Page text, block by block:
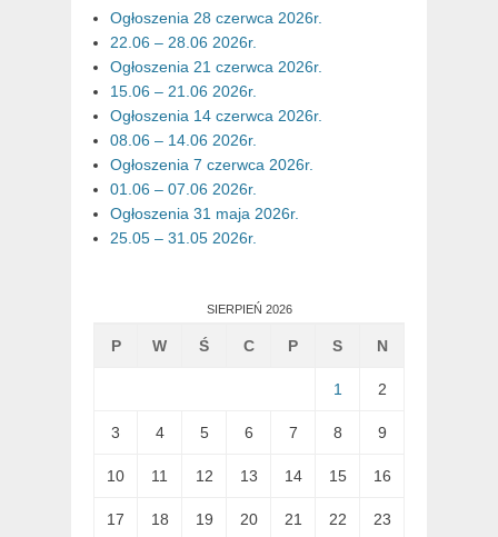
Ogłoszenia 28 czerwca 2026r.
22.06 – 28.06 2026r.
Ogłoszenia 21 czerwca 2026r.
15.06 – 21.06 2026r.
Ogłoszenia 14 czerwca 2026r.
08.06 – 14.06 2026r.
Ogłoszenia 7 czerwca 2026r.
01.06 – 07.06 2026r.
Ogłoszenia 31 maja 2026r.
25.05 – 31.05 2026r.
SIERPIEŃ 2026
P W Ś C P S N
1 2
3 4 5 6 7 8 9
10 11 12 13 14 15 16
17 18 19 20 21 22 23